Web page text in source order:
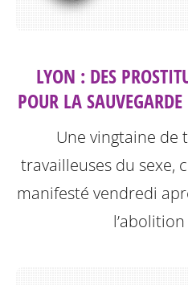
LYON : DES
POUR LA
Une vingtaine de
travailleuses du sexe,
manifesté vendredi